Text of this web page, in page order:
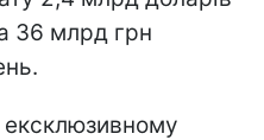
36 млрд грн
ексклюзивному